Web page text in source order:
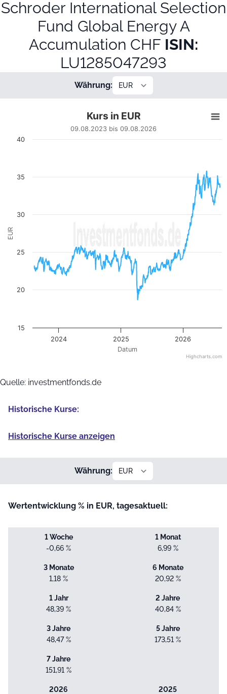
Schroder International Selection
Fund Global Energy A
Accumulation CHF ISIN:
LU1285047293
Währung:
Line chart with 743 data points.
09.08.2023 bis 09.08.2026
The chart has 1 Y axis displaying EUR. Data ranges from
Datum
EUR
Kurs in EUR
09.08.2023 bis 09.08.2026
2024 2025 2026
20
30
15
25
35
40
Highcharts.com
Quelle: investmentfonds.de
Historische Kurse:
Historische Kurse anzeigen
Währung:
Wertentwicklung % in EUR, tagesaktuell:
1 Woche
-0,66 %
1 Monat
6,99 %
3 Monate
1,18 %
6 Monate
20,92 %
1 Jahr
48,39 %
2 Jahre
40,84 %
3 Jahre
48,47 %
5 Jahre
173,51 %
7 Jahre
151,91 %
2026
2025